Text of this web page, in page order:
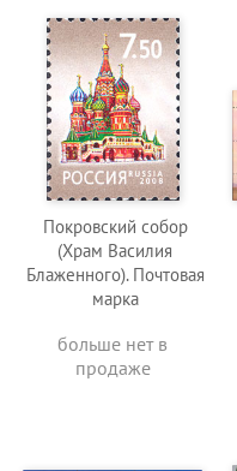
Покровский собор
(Храм Василия
Блаженного). Почтовая
марка
больше нет в
продаже